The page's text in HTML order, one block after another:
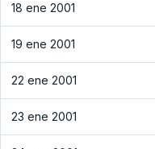
18 ene 2001
19 ene 2001
22 ene 2001
23 ene 2001